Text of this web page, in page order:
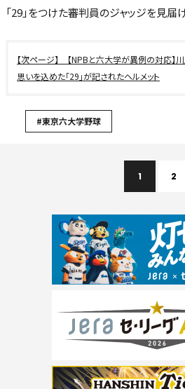
「29」をつけた審判員のジャッジを見届
【NPBと六大学が異例の対応】
思いを込めた「29」が記されたヘルメット
#東京六大学野球
1 2